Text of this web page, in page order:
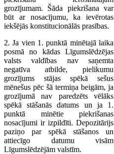
grozījumam. Šāda piekrišana var
būt ar nosacījumu, ka ievērotas
iekšējās konstitucionālās prasības.
2. Ja vien 1. punktā minētajā laika
posmā no kādas Līgumslēdzējas
valsts valdības nav saņemta
negatīva atbilde, pielikumu
grozījums stājas spēkā sešus
mēnešus pēc šā termiņa beigām, ja
grozījumā nav paredzēts vēlāks
spēkā stāšanās datums un ja 1.
punktā minētie piekrišanas
nosacījumi ir izpildīti. Depozitārijs
paziņo par spēkā stāšanos un
attiecīgo datumu visām
Līgumslēdzējām valstīm.